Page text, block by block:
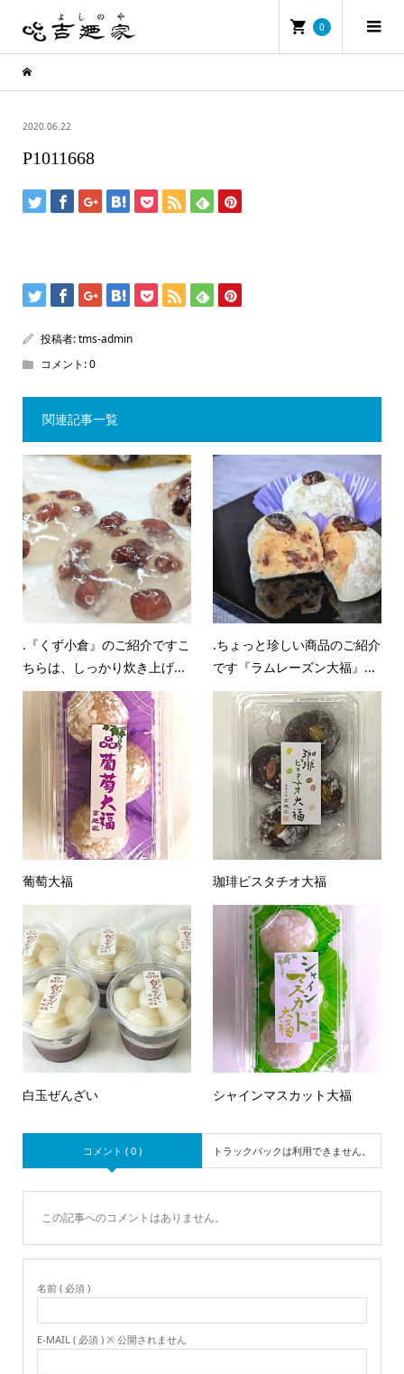
0
2020.06.22
P1011668
投稿者:tms-admin
コメント:0
関連記事一覧
.『くず小倉』のご紹介ですこ
ちらは、しっかり炊き上げ...
.ちょっと珍しい商品のご紹介
です『ラムレーズン大福』...
葡萄大福 珈琲ピスタチオ大福
白玉ぜんざい シャインマスカット大福
コメント ( 0 ) トラックバックは利用できません。
この記事へのコメントはありません。
名前 ( 必須 )
E-MAIL ( 必須 ) ※ 公開されません